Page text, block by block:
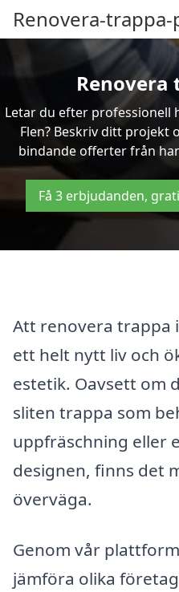
Renovera-trappa-
Renovera
Letar du efter professionell
Flen? Beskriv ditt projekt
bindande offerter från
Få 3 erbjudanden,
Att renovera trappa
ett helt nytt liv och
estetik. Oavsett om
sliten trappa som
uppfräschning eller
designen, finns det
överväga.
Genom vår
jämföra olika